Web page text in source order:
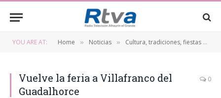
YOU ARE AT: Home » Noticias » Cultura, tradiciones, fiestas y turismo
Vuelve la feria a Villafranco del
Guadalhorce
0